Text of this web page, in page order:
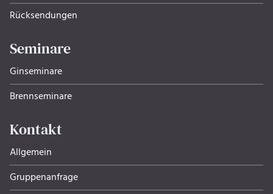
Rücksendungen
Seminare
Ginseminare
Brennseminare
Kontakt
Allgemein
Gruppenanfrage